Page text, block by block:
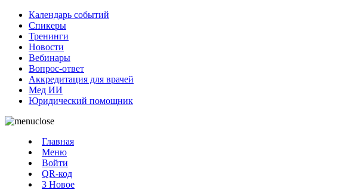
Календарь событий
Спикеры
Тренинги
Новости
Вебинары
Вопрос-ответ
Аккредитация для врачей
Мед ИИ
Юридический помощник
Главная
Меню
Войти
QR-код
3 Новое